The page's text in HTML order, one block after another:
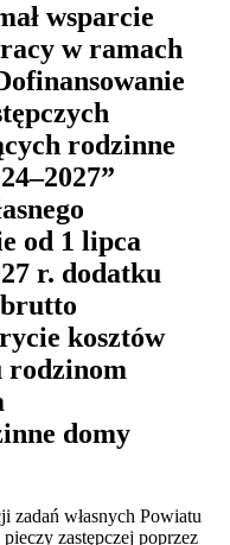
wsparcie
w ramach
rodzinne
od 1 lipca
r. dodatku
brutto
kosztów
rodzinom
domy
zadań własnych Powiatu
zastępczej poprzez